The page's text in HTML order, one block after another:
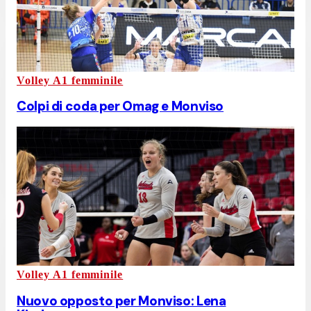
Volley A1 femminile
Colpi di coda per Omag e Monviso
Volley A1 femminile
Nuovo opposto per Monviso: Lena